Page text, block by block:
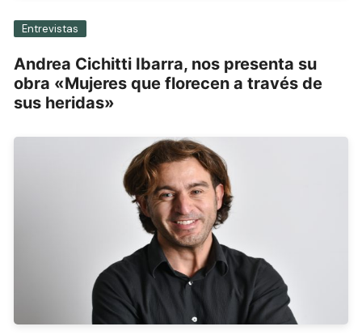
Entrevistas
Andrea Cichitti Ibarra, nos presenta su
obra «Mujeres que florecen a través de
sus heridas»